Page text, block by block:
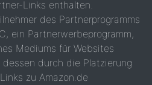
Links enthalten.
des Partnerprogramms
ein Partnerwerbeprogramm,
Mediums für Websites
durch die Platzierung
zu Amazon.de